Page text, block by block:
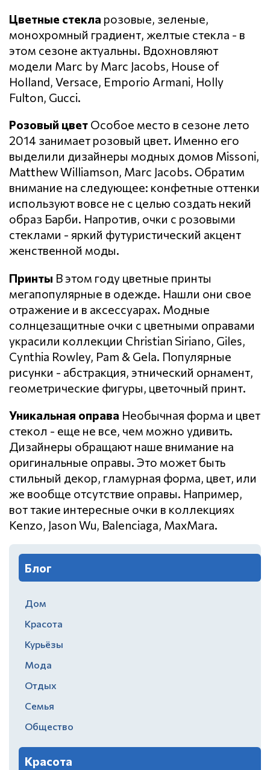
Цветные стекла розовые, зеленые,
монохромный градиент, желтые стекла - в
этом сезоне актуальны. Вдохновляют
модели Marc by Marc Jacobs, House of
Holland, Versace, Emporio Armani, Holly
Fulton, Gucci.
Розовый цвет Особое место в сезоне лето
2014 занимает розовый цвет. Именно его
выделили дизайнеры модных домов Missoni,
Matthew Williamson, Marc Jacobs. Обратим
внимание на следующее: конфетные оттенки
используют вовсе не с целью создать некий
образ Барби. Напротив, очки с розовыми
стеклами - яркий футуристический акцент
женственной моды.
Принты В этом году цветные принты
мегапопулярные в одежде. Нашли они свое
отражение и в аксессуарах. Модные
солнцезащитные очки с цветными оправами
украсили коллекции Christian Siriano, Giles,
Cynthia Rowley, Pam & Gela. Популярные
рисунки - абстракция, этнический орнамент,
геометрические фигуры, цветочный принт.
Уникальная оправа Необычная форма и цвет
стекол - еще не все, чем можно удивить.
Дизайнеры обращают наше внимание на
оригинальные оправы. Это может быть
стильный декор, гламурная форма, цвет, или
же вообще отсутствие оправы. Например,
вот такие интересные очки в коллекциях
Kenzo, Jason Wu, Balenciaga, MaxMara.
Блог
Дом
Красота
Курьёзы
Мода
Отдых
Семья
Общество
Красота